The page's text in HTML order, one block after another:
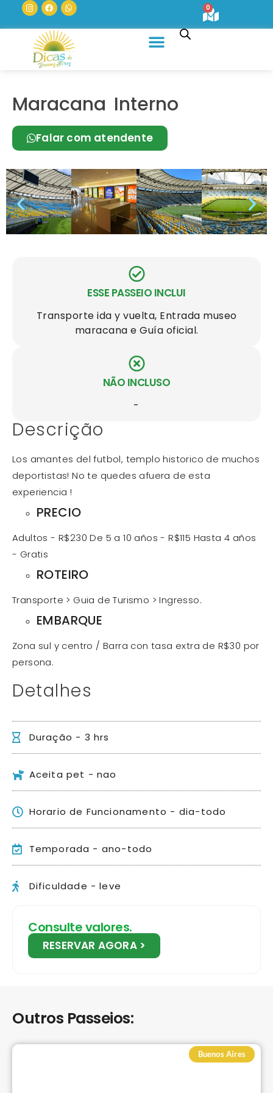
0
Maracana Interno
Falar com atendente
ESSE PASSEIO INCLUI
Transporte ida y vuelta, Entrada museo
maracana e Guía oficial.
NÃO INCLUSO
-
Descrição
Los amantes del futbol, templo historico de muchos
deportistas! No te quedes afuera de esta
experiencia !
PRECIO
Adultos - R$230 De 5 a 10 años - R$115 Hasta 4 años
- Gratis
ROTEIRO
Transporte > Guia de Turismo > Ingresso.
EMBARQUE
Zona sul y centro / Barra con tasa extra de R$30 por
persona.
Detalhes
Duração - 3 hrs
Aceita pet - nao
Horario de Funcionamento - dia-todo
Temporada - ano-todo
Dificuldade - leve
Consulte valores.
RESERVAR AGORA >
Outros Passeios:
Buenos Aires